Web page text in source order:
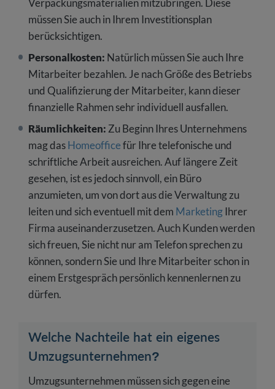
Verpackungsmaterialien mitzubringen. Diese
müssen Sie auch in Ihrem Investitionsplan
berücksichtigen.
Personalkosten: Natürlich müssen Sie auch Ihre
Mitarbeiter bezahlen. Je nach Größe des Betriebs
und Qualifizierung der Mitarbeiter, kann dieser
finanzielle Rahmen sehr individuell ausfallen.
Räumlichkeiten: Zu Beginn Ihres Unternehmens
mag dasHomeofficefür Ihre telefonische und
schriftliche Arbeit ausreichen. Auf längere Zeit
gesehen, ist es jedoch sinnvoll, ein Büro
anzumieten, um von dort aus die Verwaltung zu
leiten und sich eventuell mit dem Marketing Ihrer
Firma auseinanderzusetzen. Auch Kunden werden
sich freuen, Sie nicht nur am Telefon sprechen zu
können, sondern Sie und Ihre Mitarbeiter schon in
einem Erstgespräch persönlich kennenlernen zu
dürfen.
Welche Nachteile hat ein eigenes
Umzugsunternehmen?
Umzugsunternehmen müssen sich gegen eine